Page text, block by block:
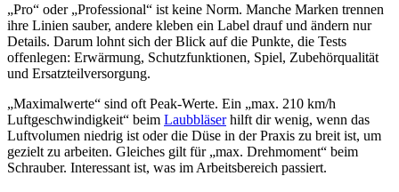
„Pro“ oder „Professional“ ist keine Norm. Manche Marken trennen
ihre Linien sauber, andere kleben ein Label drauf und ändern nur
Details. Darum lohnt sich der Blick auf die Punkte, die Tests
offenlegen: Erwärmung, Schutzfunktionen, Spiel, Zubehörqualität
und Ersatzteilversorgung.
„Maximalwerte“ sind oft Peak-Werte. Ein „max. 210 km/h
Luftgeschwindigkeit“ beim Laubbläserhilft dir wenig, wenn das
Luftvolumen niedrig ist oder die Düse in der Praxis zu breit ist, um
gezielt zu arbeiten. Gleiches gilt für „max. Drehmoment“ beim
Schrauber. Interessant ist, was im Arbeitsbereich passiert.